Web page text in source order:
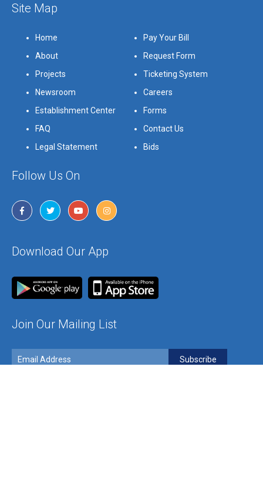
Site Map
Home
Pay Your Bill
About
Request Form
Projects
Ticketing System
Newsroom
Careers
Establishment Center
Forms
FAQ
Contact Us
Legal Statement
Bids
Follow Us On
Download Our App
Join Our Mailing List